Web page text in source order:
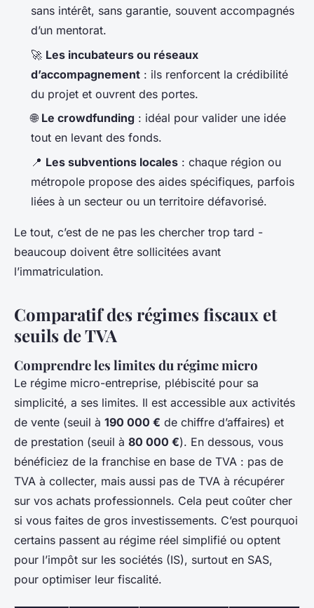
sans intérêt, sans garantie, souvent accompagnés
d’un mentorat.
🚀 Les incubateurs ou réseaux
d’accompagnement : ils renforcent la crédibilité
du projet et ouvrent des portes.
🌐 Le crowdfunding : idéal pour valider une idée
tout en levant des fonds.
📍 Les subventions locales : chaque région ou
métropole propose des aides spécifiques, parfois
liées à un secteur ou un territoire défavorisé.
Le tout, c’est de ne pas les chercher trop tard -
beaucoup doivent être sollicitées avant
l’immatriculation.
Comparatif des régimes fiscaux et
seuils de TVA
Comprendre les limites du régime micro
Le régime micro-entreprise, plébiscité pour sa
simplicité, a ses limites. Il est accessible aux activités
de vente (seuil à 190 000 € de chiffre d’affaires) et
de prestation (seuil à 80 000 €). En dessous, vous
bénéficiez de la franchise en base de TVA : pas de
TVA à collecter, mais aussi pas de TVA à récupérer
sur vos achats professionnels. Cela peut coûter cher
si vous faites de gros investissements. C’est pourquoi
certains passent au régime réel simplifié ou optent
pour l’impôt sur les sociétés (IS), surtout en SAS,
pour optimiser leur fiscalité.